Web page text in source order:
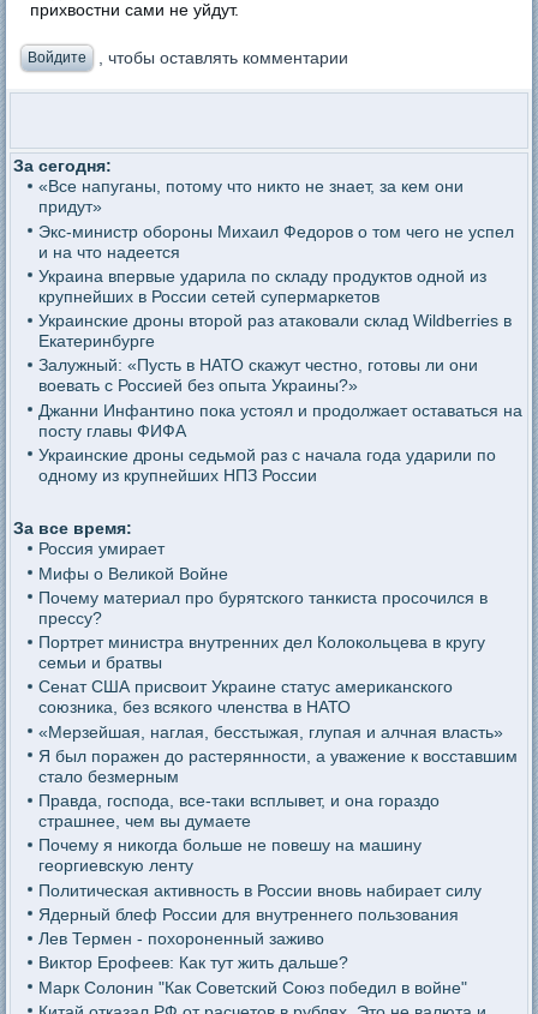
прихвостни сами не уйдут.
Войдите , чтобы оставлять комментарии
За сегодня:
«Все напуганы, потому что никто не знает, за кем они
придут»
Экс-министр обороны Михаил Федоров о том чего не успел
и на что надеется
Украина впервые ударила по складу продуктов одной из
крупнейших в России сетей супермаркетов
Украинские дроны второй раз атаковали склад Wildberries в
Екатеринбурге
Залужный: «Пусть в НАТО скажут честно, готовы ли они
воевать с Россией без опыта Украины?»
Джанни Инфантино пока устоял и продолжает оставаться на
посту главы ФИФА
Украинские дроны седьмой раз с начала года ударили по
одному из крупнейших НПЗ России
За все время:
Россия умирает
Мифы о Великой Войне
Почему материал про бурятского танкиста просочился в
прессу?
Портрет министра внутренних дел Колокольцева в кругу
семьи и братвы
Сенат США присвоит Украине статус американского
союзника, без всякого членства в НАТО
«Мерзейшая, наглая, бесстыжая, глупая и алчная власть»
Я был поражен до растерянности, а уважение к восставшим
стало безмерным
Правда, господа, все-таки всплывет, и она гораздо
страшнее, чем вы думаете
Почему я никогда больше не повешу на машину
георгиевскую ленту
Политическая активность в России вновь набирает силу
Ядерный блеф России для внутреннего пользования
Лев Термен - похороненный заживо
Виктор Ерофеев: Как тут жить дальше?
Марк Солонин "Как Советский Союз победил в войне"